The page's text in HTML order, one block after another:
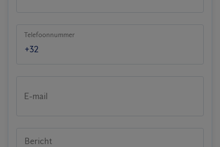
Telefoonnummer
E-mail
Bericht